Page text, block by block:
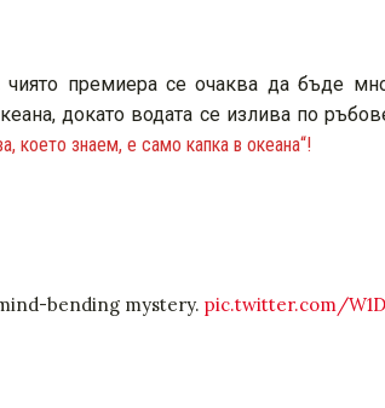
чиято премиера се очаква да бъде
докато водата се излива по
което знаем, е само капка в океана“!
bending mystery.pic.twitter.com/